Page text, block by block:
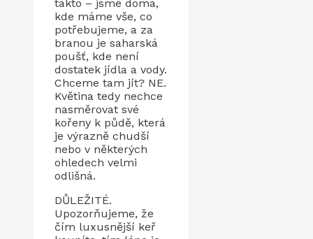
takto – jsme doma,
kde máme vše, co
potřebujeme, a za
branou je saharská
poušť, kde není
dostatek jídla a vody.
Chceme tam jít? NE.
Květina tedy nechce
nasměrovat své
kořeny k půdě, která
je výrazně chudší
nebo v některých
ohledech velmi
odlišná.
DŮLEŽITÉ.
Upozorňujeme, že
čím luxusnější keř